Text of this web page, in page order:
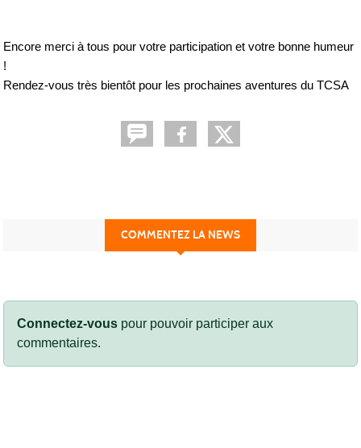
Encore merci à tous pour votre participation et votre bonne humeur
!
Rendez-vous très bientôt pour les prochaines aventures du TCSA
COMMENTEZ LA NEWS
Connectez-vous pour pouvoir participer aux
commentaires.